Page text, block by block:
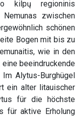
kilpų regioninis
zwischen
schönen
Bogen mit bis zu
wie in den
beeindruckende
Alytus-Burghügel
ein alter litauischer
für die höchste
für aktive Erholung